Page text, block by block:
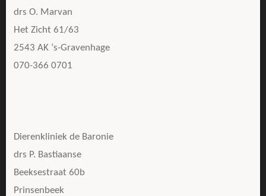
drs O. Marvan
Het Zicht 61/63
2543 AK ‘s-Gravenhage
070-366 0701
Dierenkliniek de Baronie
drs P. Bastiaanse
Beeksestraat 60b
Prinsenbeek